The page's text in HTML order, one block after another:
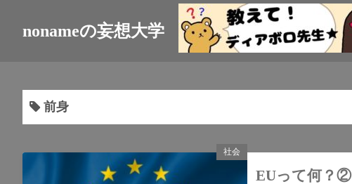
nonameの妄想大学
前身
社会
EUって何？②